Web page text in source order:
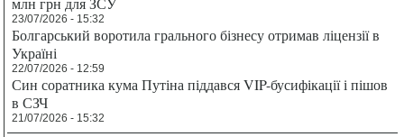
23/07/2026 - 15:32
Болгарський воротила грального бізнесу отримав ліцензії в
Україні
22/07/2026 - 12:59
Син соратника кума Путіна піддався VIP-бусифікації і пішов
в СЗЧ
21/07/2026 - 15:32